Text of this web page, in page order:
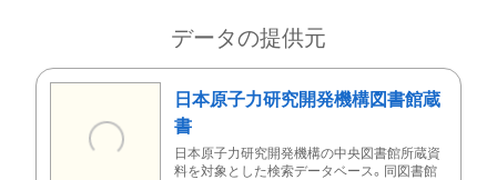
データの提供元
日本原子力研究開発機構図書館蔵
書
日本原子力研究開発機構の中央図書館所蔵資
料を対象とした検索データベース。同図書館